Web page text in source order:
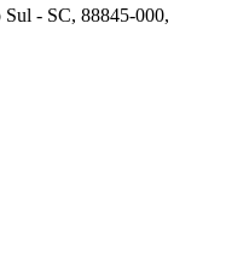
- SC, 88845-000,